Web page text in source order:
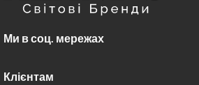
Ми в соц. мережах
Клієнтам